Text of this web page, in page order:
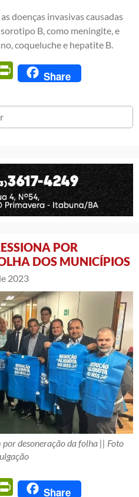
doenças invasivas causadas
B, como meningite, e
coqueluche e hepatite B.
PrintFriendly
Share
POR
DOS MUNICÍPIOS
2023
desoneração da folha || Foto
PrintFriendly
Share